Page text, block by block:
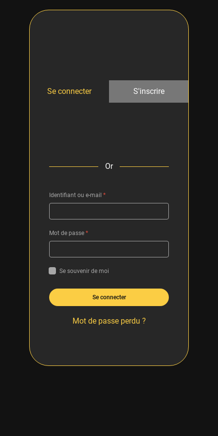
Se connecter S'inscrire
Or
Identifiant ou e-mail *
Mot de passe *
Se souvenir de moi
Se connecter
Mot de passe perdu ?